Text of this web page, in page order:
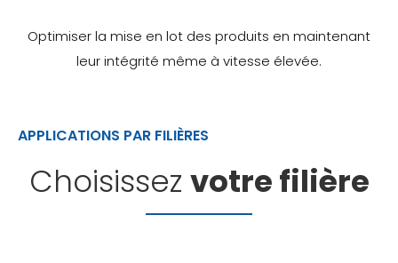
Optimiser la mise en lot des produits en maintenant
leur intégrité même à vitesse élevée.
APPLICATIONS PAR FILIÈRES
Choisissez votre filière